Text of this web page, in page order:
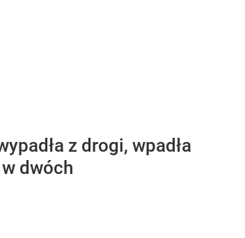
z drogi, wpadła
dwóch